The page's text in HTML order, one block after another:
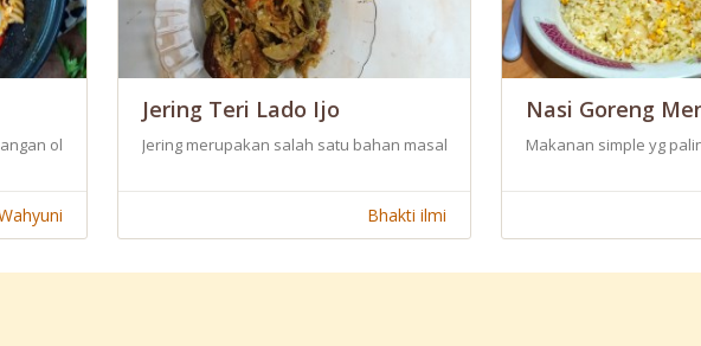
olahan telur dg Beberapa bahan tambahan. Masaknya cepat, simple dan hasilnya enak.
Jering Teri Lado Ijo
Jering merupakan salah satu bahan masakan yang memiliki tekstur dan
Bhakti ilmi
Nasi Goreng
Makanan simple yg